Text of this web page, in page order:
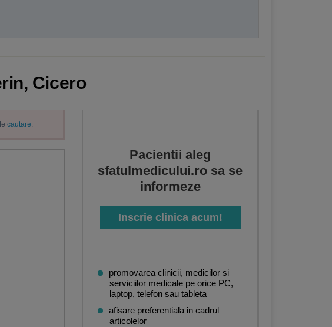
Cicero
cautare.
Pacientii aleg
sfatulmedicului.ro sa se
informeze
Inscrie clinica acum!
promovarea clinicii, medicilor si
serviciilor medicale pe orice PC,
laptop, telefon sau tableta
afisare preferentiala in cadrul
articolelor